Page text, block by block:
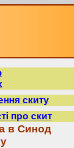
скиту
про скит
в Синод